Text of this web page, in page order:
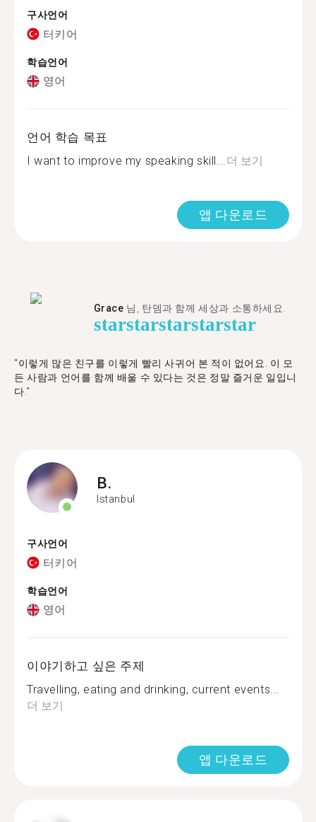
구사언어
터키어
학습언어
영어
언어 학습 목표
I want to improve my speaking skill...더 보기
앱 다운로드
Grace 님, 탄뎀과 함께 세상과 소통하세요.
starstarstarstarstar
"이렇게 많은 친구를 이렇게 빨리 사귀어 본 적이 없어요. 이 모
든 사람과 언어를 함께 배울 수 있다는 것은 정말 즐거운 일입니
다."
B.
Istanbul
구사언어
터키어
학습언어
영어
이야기하고 싶은 주제
Travelling, eating and drinking, current events...
더 보기
앱 다운로드